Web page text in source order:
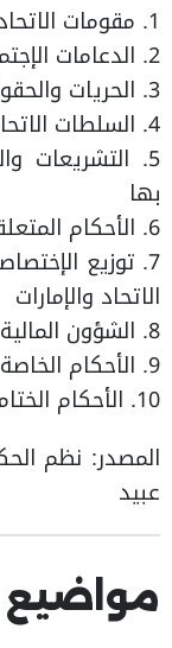
1. مقومات الاتحاد وأهدافة الأساسية
2. الدعامات الإجتماعية والإقتصادية الأساسية للاتحاد
3. الحريات والحقوق والواجبات العامة
4. السلطات الاتحادية
5. التشريعات
بها
6. الأحكام المتعلقة بالإمارات الأعضاء في الاتحاد
7. توزيع
الاتحاد والإمارات
8. الشؤون المالية للاتحاد
9. الأحكام الخاصة بالقوات المسلحة وقوات الأمن
10. الأحكام الختامية والمؤقتة
المصدر: نظم
عبيد